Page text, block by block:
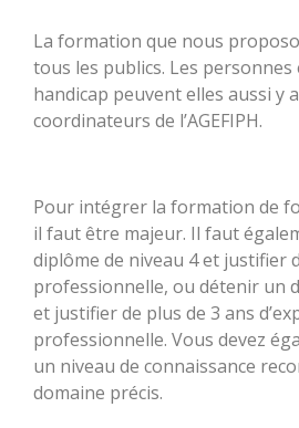
La formation que nous
tous les publics. Les
handicap peuvent elles aussi y
coordinateurs de l’AGEFIPH.
Pour intégrer la formation de
il faut être majeur. Il faut
diplôme de niveau 4 et justifier
professionnelle, ou détenir un
et justifier de plus de 3 ans
professionnelle. Vous devez
un niveau de connaissance
domaine précis.